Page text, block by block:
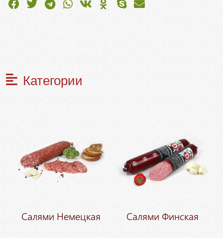
Категории
Салями Немецкая Салями Финская